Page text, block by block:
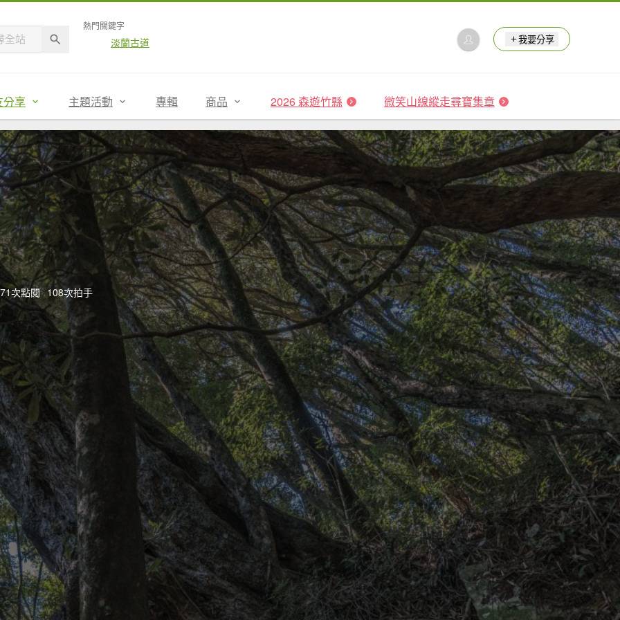
熱門關鍵字
淡蘭古道 我要分享
分享 主題活動 專輯 商品 2026 森遊竹縣 微笑山線縱走尋寶集章
次點閱 108次拍手